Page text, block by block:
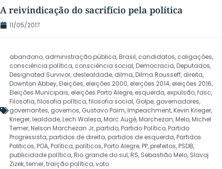
A reivindicação do sacrifício pela política
11/05/2017
abandono, administração pública,Brasil, candidatos, coligações,
consciência política, consciência social,Democracia,Deputados,
Designated Survivor, deslealdade, dilma,Dilma Rousseff, direita,
Downton Abbey,Eleições, eleições 2000, eleições 2014, eleições 2016,
Eleições Municipais, eleições Porto Alegre, esquerda, expulsão,fasc,
Filosofia,filosofia política,filosofia social, Golpe, governadores,
governantes, governos, Gustavo Paim,Impeachment,Kevin Krieger,
Krieger,lealdade,Lech Walesa,Marc Augé,Marchezan,Melo,Michel
Temer,Nelson Marchezan Jr,partido,Partido Político,Partido
Progressista,partidos de direita,partidos de esquerda,Partidos
Politicos,POA,Política,políticos,Porto Alegre,PP,prefeitos,PSDB,
publicidade política,Rio grande do sul,RS, Sebastião Melo, Slavoj
Zizek,temer,traição política,voto